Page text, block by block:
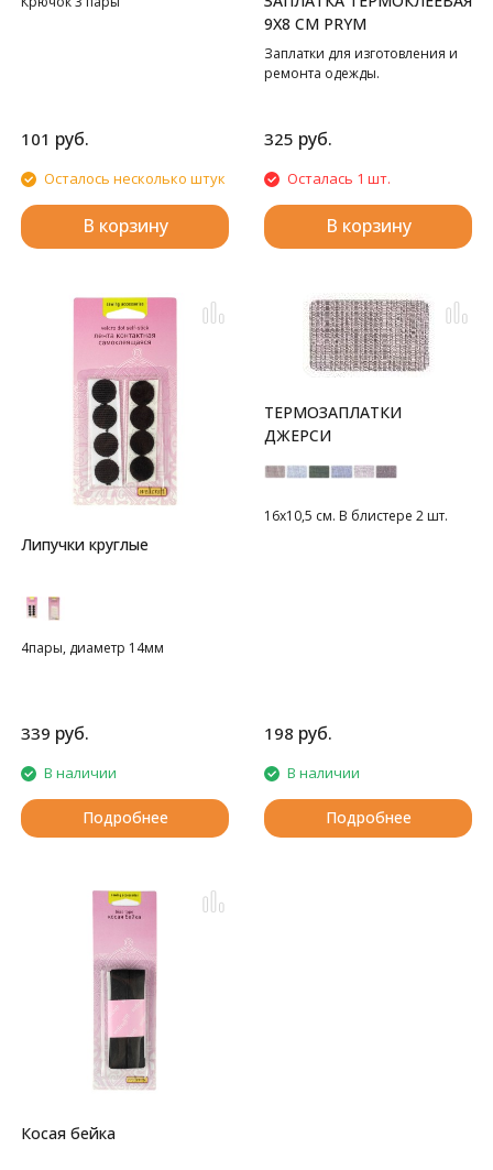
101 руб.
Осталось несколько штук
В корзину
9Х8 СМ PRYM
Заплатки для изготовления и
ремонта одежды.
325 руб.
Осталась 1 шт.
В корзину
Липучки круглые
4пары, диаметр 14мм
339 руб.
В наличии
Подробнее
ТЕРМОЗАПЛАТКИ
ДЖЕРСИ
16х10,5 см. В блистере 2 шт.
198 руб.
В наличии
Подробнее
Косая бейка